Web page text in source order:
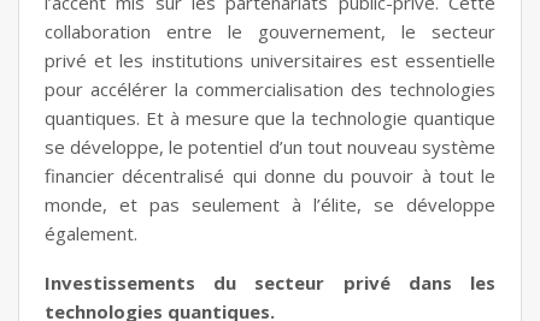
collaboration entre le gouvernement, le secteur
privé et les institutions universitaires est essentielle
pour accélérer la commercialisation des technologies
quantiques. Et à mesure que la technologie quantique
se développe, le potentiel d’un tout nouveau système
financier décentralisé qui donne du pouvoir à tout le
monde, et pas seulement à l’élite, se développe
également.
Investissements du secteur privé dans les
technologies quantiques.